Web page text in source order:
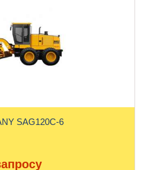
SAG120C-6